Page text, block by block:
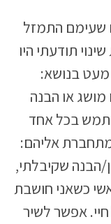
שעימם התמזל
תודעתי היו
מעט בנושא:
מושג או הבנה
בכל אחד
אליהם:
הבנה שקיבלתי,
כשאני חושבת
אפשר לשיר